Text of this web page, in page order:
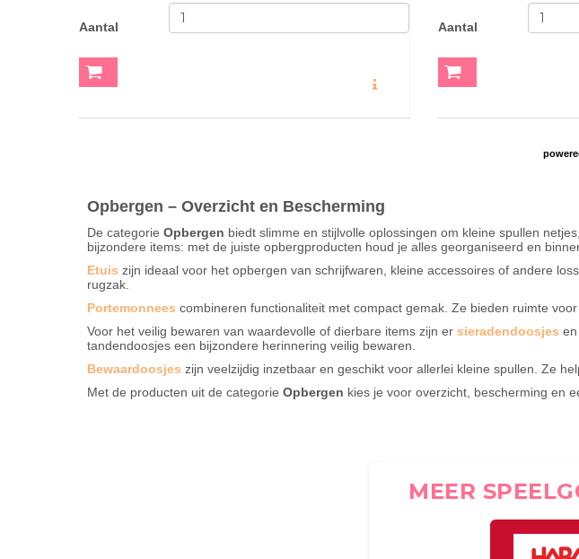
Aantal Aantal
Opbergen – Overzicht en Bescherming
De categorie Opbergen biedt slimme en stijlvolle oplossingen om kleine spullen
bijzondere items: met de juiste opbergproducten houd je alles georganiseerd en
Etuis zijn ideaal voor het opbergen van schrijfwaren, kleine accessoires of andere
rugzak.
Portemonnees combineren functionaliteit met compact gemak. Ze bieden ruimte
Voor het veilig bewaren van waardevolle of dierbare items zijn er sieradendoosjes en
tandendoosjes een bijzondere herinnering veilig bewaren.
Bewaardoosjes zijn veelzijdig inzetbaar en geschikt voor allerlei kleine spullen. Ze
Met de producten uit de categorie Opbergen kies je voor overzicht, bescherming en
MEER